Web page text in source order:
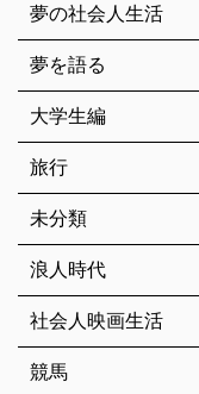
夢の社会人生活
夢を語る
大学生編
旅行
未分類
浪人時代
社会人映画生活
競馬